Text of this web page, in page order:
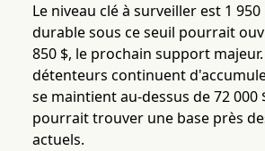
Le niveau clé à surveiller est 1
durable sous ce seuil pourrait
850 $, le prochain support
détenteurs continuent
se maintient au-dessus de 72 000
pourrait trouver une base près
actuels.